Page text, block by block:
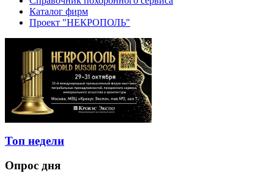
Каталог фирм
Проект "НЕКРОПОЛЬ"
Топ недели
Опрос дня